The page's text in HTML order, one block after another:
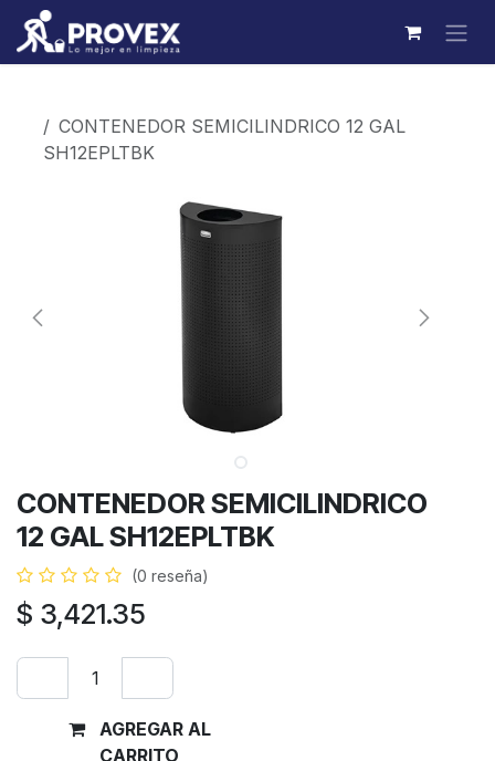
Ir al contenido
CONTENEDOR SEMICILINDRICO 12 GAL
SH12EPLTBK
CONTENEDOR SEMICILINDRICO
12 GAL SH12EPLTBK
(0 reseña)
$ 3,421.35
AGREGAR AL
CARRITO